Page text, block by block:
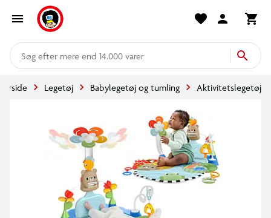
mere end 14.000 varer
Legetøj Babylegetøj og tumling Aktivitetslegetøj